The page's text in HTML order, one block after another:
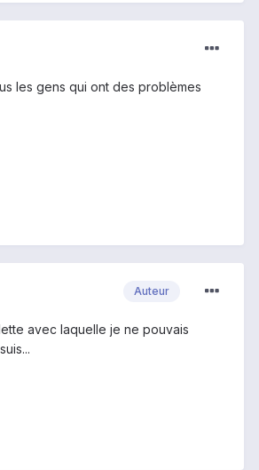
les gens qui ont des problèmes
Auteur
avec laquelle je ne pouvais